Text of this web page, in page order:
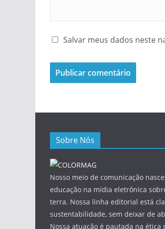
Salvar meus dados neste
Sobre Nós
Nosso meio de comunicação
educação na mídia eletrônica
terra. Nossa linha editorial está
sustentabilidade, sem deixar de
Nossa atuação é pautada na